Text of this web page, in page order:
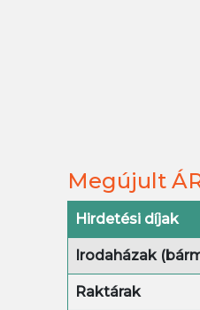
Megújult
Hirdetési díjak
Irodaházak
Raktárak